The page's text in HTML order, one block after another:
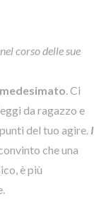
corso delle sue
. Ci
da ragazzo e
del tuo agire. I
che una
è più